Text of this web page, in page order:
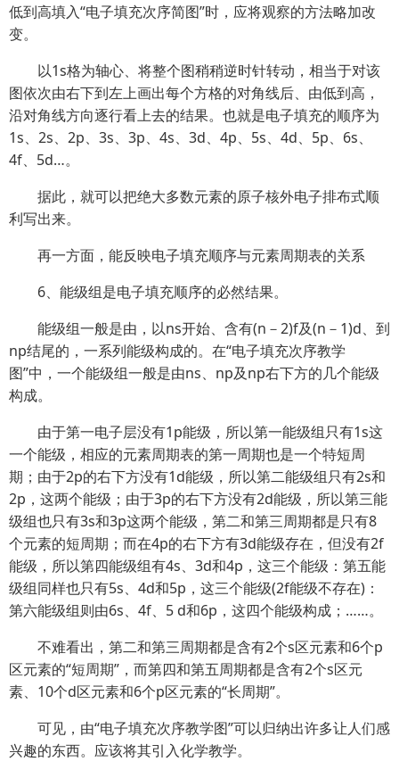
低到高填入“电子填充次序简图”时，应将观察的方法略加改
变。
以1s格为轴心、将整个图稍稍逆时针转动，相当于对该
图依次由右下到左上画出每个方格的对角线后、由低到高，
沿对角线方向逐行看上去的结果。也就是电子填充的顺序为
1s、2s、2p、3s、3p、4s、3d、4p、5s、4d、5p、6s、
4f、5d…。
据此，就可以把绝大多数元素的原子核外电子排布式顺
利写出来。
再一方面，能反映电子填充顺序与元素周期表的关系
6、能级组是电子填充顺序的必然结果。
能级组一般是由，以ns开始、含有(n－2)f及(n－1)d、到
np结尾的，一系列能级构成的。在“电子填充次序教学
图”中，一个能级组一般是由ns、np及np右下方的几个能级
构成。
由于第一电子层没有1p能级，所以第一能级组只有1s这
一个能级，相应的元素周期表的第一周期也是一个特短周
期；由于2p的右下方没有1d能级，所以第二能级组只有2s和
2p，这两个能级；由于3p的右下方没有2d能级，所以第三能
级组也只有3s和3p这两个能级，第二和第三周期都是只有8
个元素的短周期；而在4p的右下方有3d能级存在，但没有2f
能级，所以第四能级组有4s、3d和4p，这三个能级：第五能
级组同样也只有5s、4d和5p，这三个能级(2f能级不存在)：
第六能级组则由6s、4f、5 d和6p，这四个能级构成；……。
不难看出，第二和第三周期都是含有2个s区元素和6个p
区元素的“短周期”，而第四和第五周期都是含有2个s区元
素、10个d区元素和6个p区元素的“长周期”。
可见，由“电子填充次序教学图”可以归纳出许多让人们感
兴趣的东西。应该将其引入化学教学。